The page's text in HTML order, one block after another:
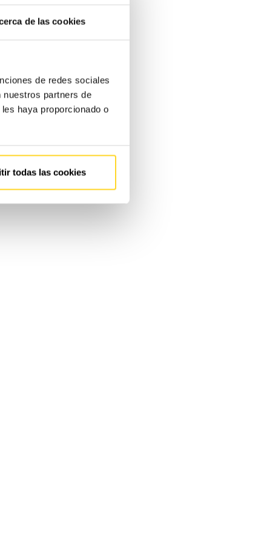
de las cookies
de redes sociales
nuestros partners de
haya proporcionado o
todas las cookies